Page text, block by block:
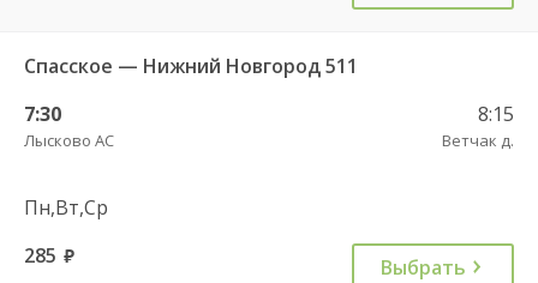
Спасское — Нижний Новгород 511
7:30
Лысково АС
8:15
Ветчак д.
Пн,Вт,Ср
285 руб. Выбрать